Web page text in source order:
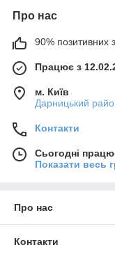
Про нас
90% позитивних з
Працює з
м. Київ
Дарницький
Контакти
Сьогодні
Показати весь
Про нас
Контакти